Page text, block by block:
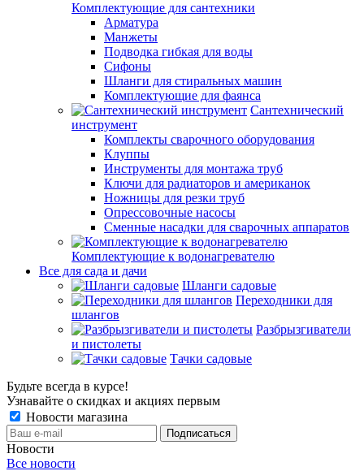
Комплектующие для сантехники
Арматура
Манжеты
Подводка гибкая для воды
Сифоны
Шланги для стиральных машин
Комплектующие для фаянса
Сантехнический
инструмент
Комплекты сварочного оборудования
Клуппы
Инструменты для монтажа труб
Ключи для радиаторов и американок
Ножницы для резки труб
Опрессовочные насосы
Сменные насадки для сварочных аппаратов
Комплектующие к водонагревателю
Все для сада и дачи
Шланги садовые
Переходники для
шлангов
Разбрызгиватели
и пистолеты
Тачки садовые
Будьте всегда в курсе!
Узнавайте о скидках и акциях первым
Новости магазина
Новости
Все новости